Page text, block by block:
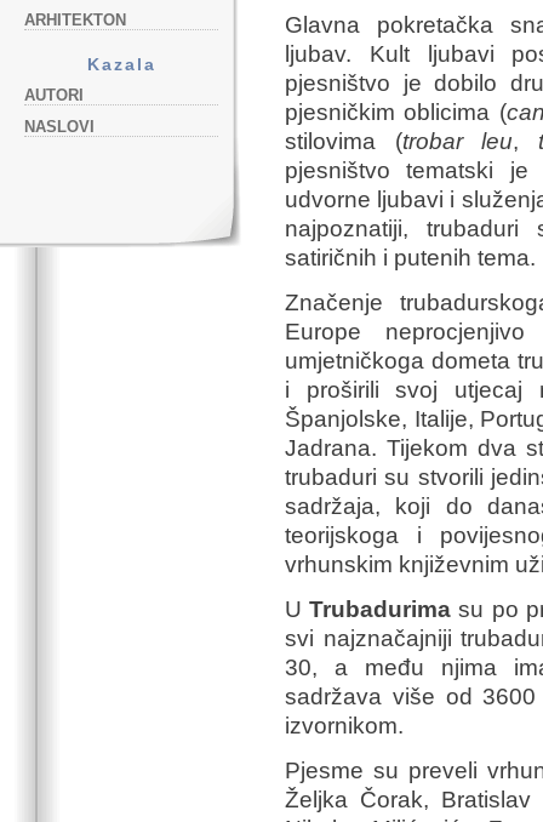
ARHITEKTON
Kazala
AUTORI
NASLOVI
Glavna pokretačka
ljubav. Kult ljubavi
pjesništvo je dobilo
pjesničkim oblicima (
stilovima (trobar leu,
pjesništvo tematski
udvorne ljubavi i
najpoznatiji,
satiričnih i putenih tema.
Značenje
Europe
umjetničkoga dometa
i proširili svoj utjecaj
Španjolske, Italije,
Jadrana. Tijekom dva
trubaduri su stvorili
sadržaja, koji do
teorijskoga i
vrhunskim književnim
UTrubadurima su po
svi najznačajniji
30, a među njima
sadržava više od
izvornikom.
Pjesme su preveli
Željka Čorak,